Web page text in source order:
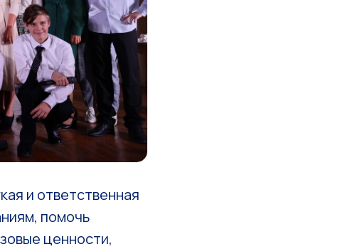
и ответственная
помочь
ценности,